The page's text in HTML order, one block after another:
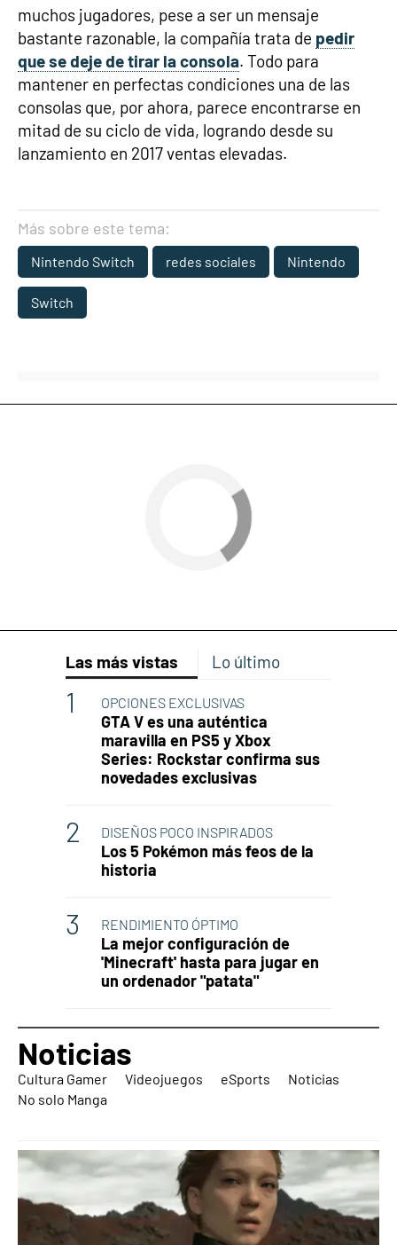
muchos jugadores, pese a ser un mensaje
bastante razonable, la compañía trata de pedir
que se deje de tirar la consola. Todo para
mantener en perfectas condiciones una de las
consolas que, por ahora, parece encontrarse en
mitad de su ciclo de vida, logrando desde su
lanzamiento en 2017 ventas elevadas.
Más sobre este tema:
Nintendo Switch redes sociales Nintendo
Switch
Las más vistas Lo último
OPCIONES EXCLUSIVAS
GTA V es una auténtica
maravilla en PS5 y Xbox
Series: Rockstar confirma sus
novedades exclusivas
DISEÑOS POCO INSPIRADOS
Los 5 Pokémon más feos de la
historia
RENDIMIENTO ÓPTIMO
La mejor configuración de
'Minecraft' hasta para jugar en
un ordenador "patata"
Noticias
Cultura Gamer Videojuegos eSports
Noticias
No solo Manga